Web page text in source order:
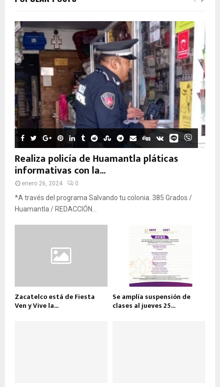
Realiza policía de Huamantla pláticas
informativas con la...
enero 26, 2024 0
*A través del programa Salvando tu colonia. 385 Grados /
Huamantla / REDACCIÓN...
Zacatelco está de Fiesta
Ven y Vive la...
Se amplía suspensión de
clases al jueves 25...